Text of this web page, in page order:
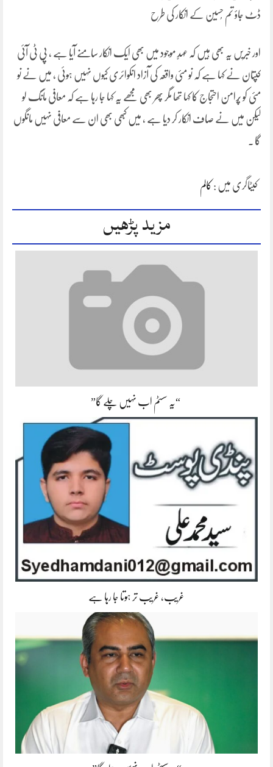
ڈٹ جاؤ تم حُسین کے انکار کی طرح
اور خبریں یہ بھی ہیں کہ عہدٍ موجود میں بھی ایک انکار سامنے آیا ہے ، پی ٹی آئی
کپتان نے کہا ہے کہ نو مئی واقعہ کی آزاد انکوائری کیوں نہیں ہوئی ، میں نے نو
مئی کو پُرامن احتجاج کا کہا تھا مگر پھر بھی مجھے یہ کہا جا رہا ہے کہ معافی مانگ لو
لیکن میں نے صاف انکار کر دیا ہے ، میں کبھی بھی ان سے معافی نہیں مانگوں
گا ۔
کیٹاگری میں : کالم
مزید پڑھیں
“یہ سسٹم اب نہیں چلے گا”
غریب، غریب تر ہوتا جا رہا ہے